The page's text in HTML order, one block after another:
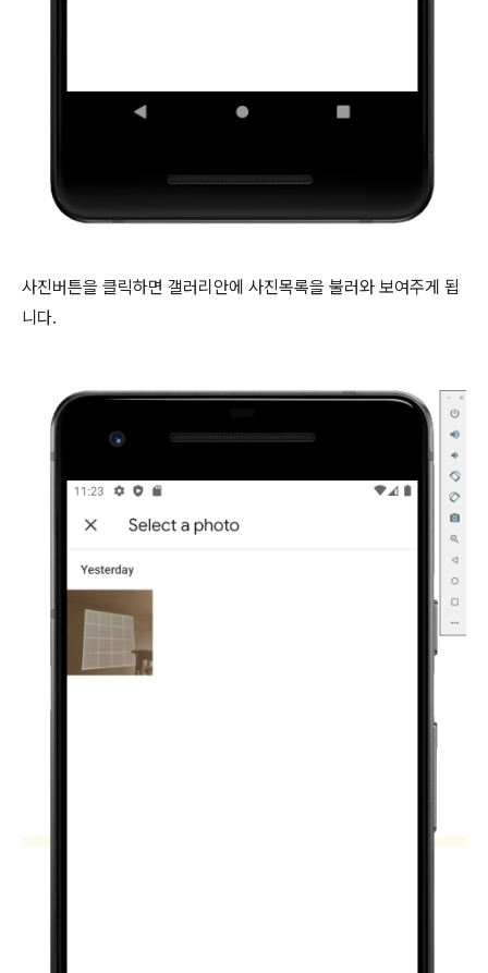
사진버튼을 클릭하면 갤러리안에 사진목록을 불러와 보여주게 됩
니다.